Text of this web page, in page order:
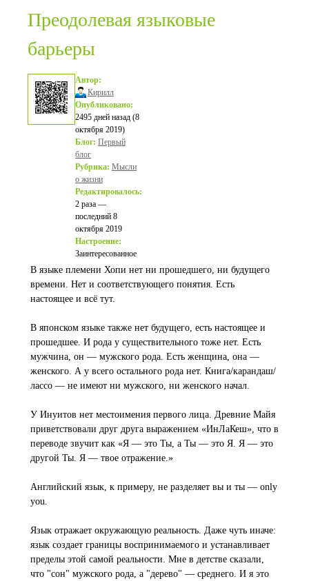
Преодолевая языковые
барьеры
Автор:
Кирилл
Опубликовано:
2495 дней назад (8
октября 2019)
Блог: Первый
блог
Рубрика: Мысли
о жизни
Редактировалось:
2 раза —
последний 8
октября 2019
Настроение:
Заинтересованное
В языке племени Хопи нет ни прошедшего, ни будущего
времени. Нет и соответствующего понятия. Есть
настоящее и всё тут.
В японском языке также нет будущего, есть настоящее и
прошедшее. И рода у существительного тоже нет. Есть
мужчина, он — мужского рода. Есть женщина, она —
женского. А у всего остального рода нет. Книга/карандаш/
лассо — не имеют ни мужского, ни женского начал.
У Инуитов нет местоимения первого лица. Древние Майя
приветствовали друг друга выражением «ИнЛаКеш», что в
переводе звучит как «Я — это Ты, а Ты — это Я. Я — это
другой Ты. Я — твое отражение.»
Английский язык, к примеру, не разделяет вы и ты — only
you.
Язык отражает окружающую реальность. Даже чуть иначе:
язык создает границы воспринимаемого и устанавливает
пределы этой самой реальности. Мне в детстве сказали,
что "сон" мужского рода, а "дерево" — среднего. И я это